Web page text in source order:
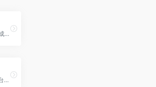
免费SVG背景图案在线生成工具
基于浏览器的生成艺术平台，用户可以在页面上自由调节机器参数（如线条密度、颜色、纹理等），即时生成独特的抽象线条作品，既可用于个人创作灵感的激发，也适合作为素材或装饰图案。